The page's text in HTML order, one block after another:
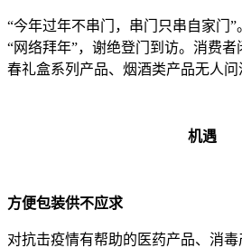
“今年过年不串门，串门只串自家门
“网络拜年”，谢绝登门到访。消费
春礼盒系列产品、烟酒类产品无人问
机遇
方便包装供不应求
对抗击疫情有帮助的医药产品、消